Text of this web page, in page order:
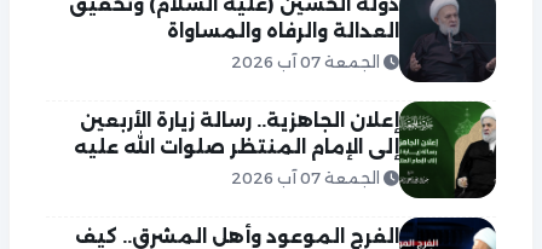
العدالة والرفاه والمساواة
الجمعة 07 آب 2026
إعلان الجاهزية.. رسالة زيارة الأربعين
إلى الإمام المنتظر صلوات الله عليه
الجمعة 07 آب 2026
الفرج الموعود وأهل المشرق.. كيف